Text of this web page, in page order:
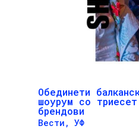
Oбединети
шоурум со
брендови
Вести , УФ